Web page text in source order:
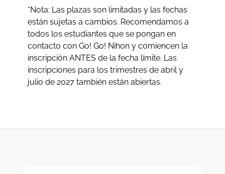
*Nota: Las plazas son limitadas y las fechas
están sujetas a cambios. Recomendamos a
todos los estudiantes que se pongan en
contacto con Go! Go! Nihon y comiencen la
inscripción ANTES de la fecha límite. Las
inscripciones para los trimestres de abril y
julio de 2027 también están abiertas.